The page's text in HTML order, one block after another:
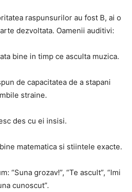
raspunsurilor au fost B, ai o
dezvoltata. Oamenii auditivi:
bine in timp ce asculta muzica.
de capacitatea de a stapani
straine.
des cu ei insisi.
matematica si stiintele exacte.
“Suna grozav!”, “Te ascult”, “Imi
cunoscut”.